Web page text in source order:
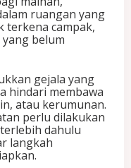
ruangan yang
terkena campak,
belum
gejala yang
hindari membawa
atau kerumunan.
perlu dilakukan
dahulu
langkah